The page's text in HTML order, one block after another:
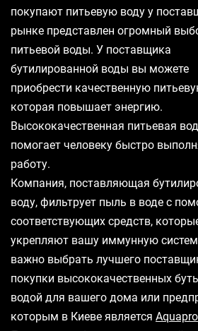
покупают питьевую воду у
рынке представлен огромный
питьевой воды. У поставщика
бутилированной воды вы можете
приобрести качественную
которая повышает энергию.
Высококачественная питьевая
помогает человеку быстро
работу.
Компания, поставляющая
воду, фильтрует пыль в воде с
соответствующих средств,
укрепляют вашу иммунную
важно выбрать лучшего
покупки высококачественных
водой для вашего дома или
которым в Киеве является Aquapro